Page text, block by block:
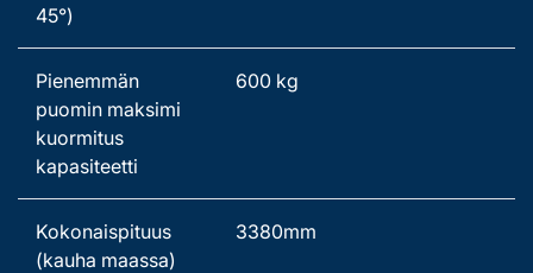
45°)
Pienemmän
puomin maksimi
kuormitus
kapasiteetti
600 kg
Kokonaispituus
(kauha maassa)
3380mm